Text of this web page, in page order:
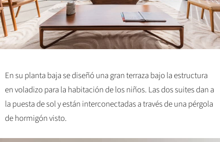
En su planta baja se diseñó una gran terraza bajo la estructura
en voladizo para la habitación de los niños. Las dos suites dan a
la puesta de sol y están interconectadas a través de una pérgola
de hormigón visto.